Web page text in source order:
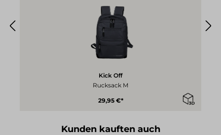
Kick Off
Rucksack M
29,95 €*
Produktgalerie überspringen
Kunden kauften auch